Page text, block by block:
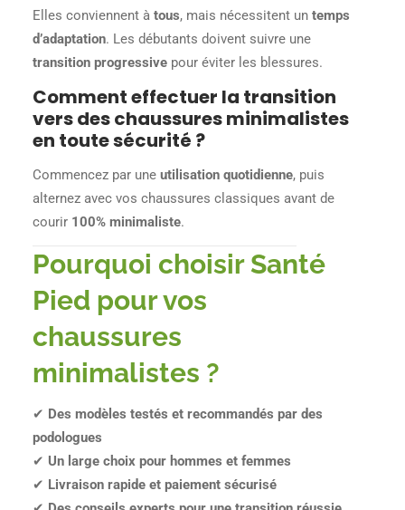
Elles conviennent àtous, mais nécessitent untemps
d’adaptation. Les débutants doivent suivre une
transition progressive pour éviter les blessures.
Comment effectuer la transition
vers des chaussures minimalistes
en toute sécurité ?
Commencez par uneutilisation quotidienne, puis
alternez avec vos chaussures classiques avant de
courir 100% minimaliste.
Pourquoi choisir Santé
Pied pour vos
chaussures
minimalistes ?
✔ Des modèles testés et recommandés par des
podologues
✔ Un large choix pour hommes et femmes
✔ Livraison rapide et paiement sécurisé